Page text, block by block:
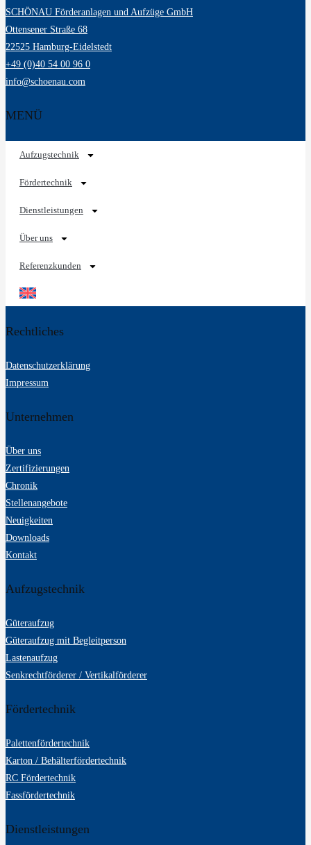
SCHÖNAU Förderanlagen und Aufzüge GmbH
Ottensener Straße 68
22525 Hamburg-Eidelstedt
+49 (0)40 54 00 96 0
info@schoenau.com
MENÜ
Aufzugstechnik
Fördertechnik
Dienstleistungen
Über uns
Referenzkunden
Rechtliches
Datenschutzerklärung
Impressum
Unternehmen
Über uns
Zertifizierungen
Chronik
Stellenangebote
Neuigkeiten
Downloads
Kontakt
Aufzugstechnik
Güteraufzug
Güteraufzug mit Begleitperson
Lastenaufzug
Senkrechtförderer / Vertikalförderer
Fördertechnik
Palettenfördertechnik
Karton / Behälterfördertechnik
RC Fördertechnik
Fassfördertechnik
Dienstleistungen